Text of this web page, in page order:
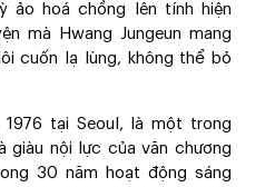
ảo hoá chồng lên tính hiện
mà Hwang Jungeun mang
cuốn lạ lùng, không thể bỏ
1976 tại Seoul, là một trong
giàu nội lực của văn chương
30 năm hoạt động sáng